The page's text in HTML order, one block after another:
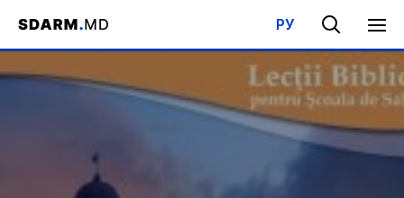
РУ
Acasa / Evenimente / Lecțiile școlii de sabat 1/2014